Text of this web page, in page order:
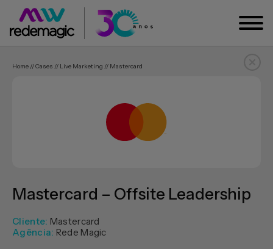
Home // Cases // Live Marketing // Mastercard
Mastercard – Offsite Leadership
Cliente: Mastercard
Agência: Rede Magic